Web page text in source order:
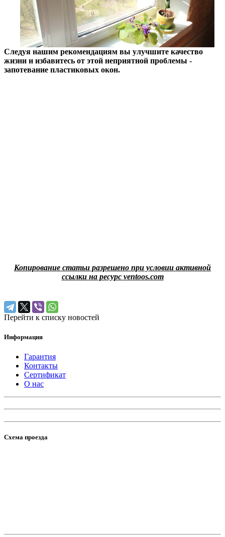
Следуя нашим рекомендациям вы улучшите качество
жизни и избавитесь от этой неприятной проблемы -
запотевание пластиковых окон.
Копирование статьи разрешено при условии активной
ссылки на ресурс ventoos.com
Перейти к списку новостей
Информация
Гарантия
Контакты
Сертификат
О нас
Схема проезда